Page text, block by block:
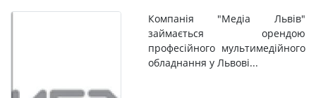
Компанія "Медіа Львів"
займається орендою
професійного мультимедійного
обладнання у Львові...